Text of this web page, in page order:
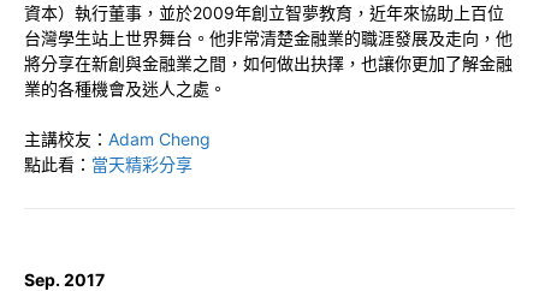
資本）執行董事，並於2009年創立智夢教育，近年來協助上百位
台灣學生站上世界舞台。他非常清楚金融業的職涯發展及走向，他
將分享在新創與金融業之間，如何做出抉擇，也讓你更加了解金融
業的各種機會及迷人之處。
主講校友： Adam Cheng
點此看： 當天精彩分享
Sep. 2017